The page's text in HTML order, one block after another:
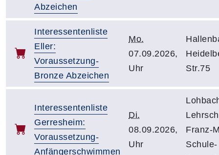
Abzeichen
Interessentenliste
Eller:
Voraussetzung-
Bronze Abzeichen
Mo.
07.09.2026,
Uhr
Str.75
Interessentenliste
Gerresheim:
Voraussetzung-
Anfängerschwimmen
Di.
08.09.2026,
Uhr
Franz-
Schule-